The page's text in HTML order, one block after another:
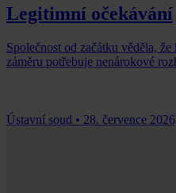
Legitimní očekávání
Společnost od začátku věděla,
záměru potřebuje nenárokové
Ústavní soud • 28. července